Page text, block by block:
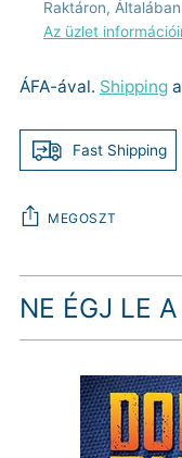
Raktáron,
Az üzlet
ÁFA-ával. Shipping
Fast Shipping
MEGOSZT
Termék
hozzáadása
NE ÉGJ LE